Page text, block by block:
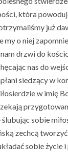
która
już
my o niej
drzwi do
nas do
siedzący w
w imię
sobie
zechcą
sobie życie i